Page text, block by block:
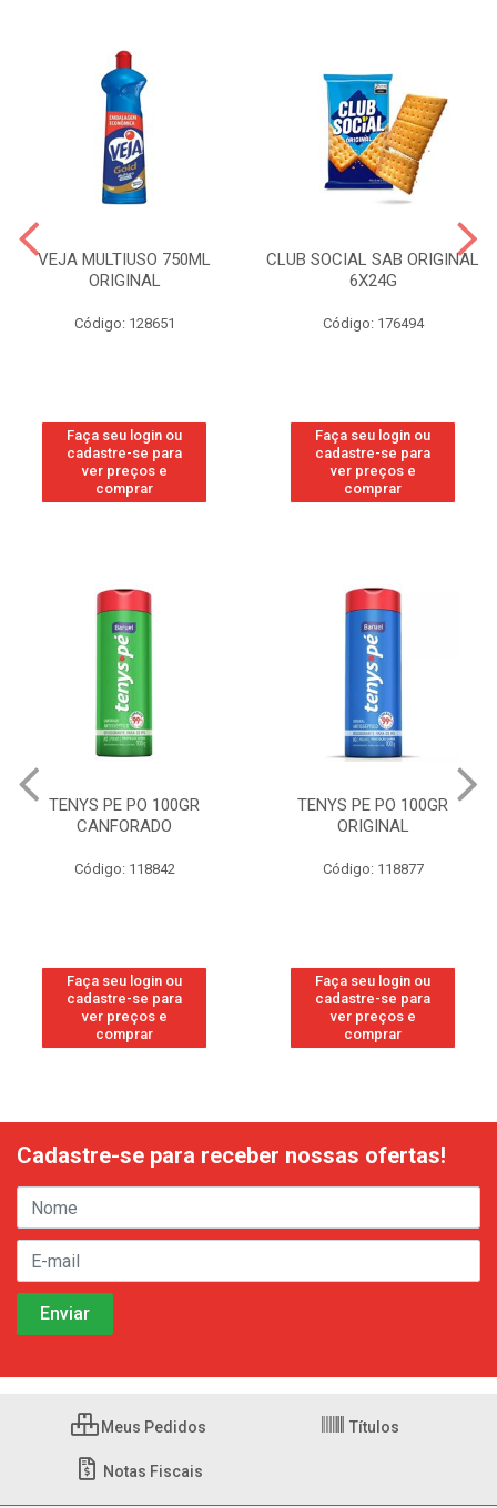
VEJA MULTIUSO 750ML
ORIGINAL
Código: 128651
Faça seu login ou
cadastre-se para
ver preços e
comprar
CLUB SOCIAL SAB ORIGINAL
6X24G
Código: 176494
Faça seu login ou
cadastre-se para
ver preços e
comprar
TENYS PE PO 100GR
CANFORADO
Código: 118842
Faça seu login ou
cadastre-se para
ver preços e
comprar
TENYS PE PO 100GR
ORIGINAL
Código: 118877
Faça seu login ou
cadastre-se para
ver preços e
comprar
Cadastre-se para receber nossas ofertas!
Meus Pedidos Títulos
Notas Fiscais